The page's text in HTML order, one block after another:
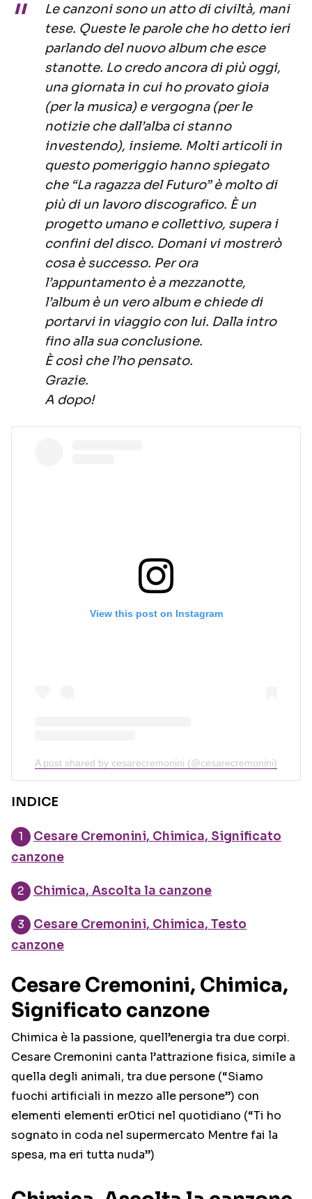
Le canzoni sono un atto di civiltà, mani
tese. Queste le parole che ho detto ieri
parlando del nuovo album che esce
stanotte. Lo credo ancora di più oggi,
una giornata in cui ho provato gioia
(per la musica) e vergogna (per le
notizie che dall’alba ci stanno
investendo), insieme. Molti articoli in
questo pomeriggio hanno spiegato
che “La ragazza del Futuro” è molto di
più di un lavoro discografico. È un
progetto umano e collettivo, supera i
confini del disco. Domani vi mostrerò
cosa è successo. Per ora
l’appuntamento è a mezzanotte,
l’album è un vero album e chiede di
portarvi in viaggio con lui. Dalla intro
fino alla sua conclusione.
È così che l’ho pensato.
Grazie.
A dopo!
View this post on Instagram
A post shared by cesarecremonini (@cesarecremonini)
INDICE
Cesare Cremonini, Chimica, Significato
canzone
Chimica, Ascolta la canzone
Cesare Cremonini, Chimica, Testo
canzone
Cesare Cremonini, Chimica,
Significato canzone
Chimica è la passione, quell’energia tra due corpi.
Cesare Cremonini canta l’attrazione fisica, simile a
quella degli animali, tra due persone (“Siamo
fuochi artificiali in mezzo alle persone”) con
elementi elementi er0tici nel quotidiano (“Ti ho
sognato in coda nel supermercato Mentre fai la
spesa, ma eri tutta nuda”)